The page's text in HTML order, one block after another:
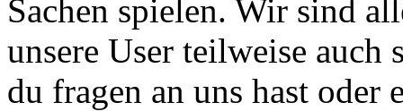
Sachen spielen. Wir sind
unsere User teilweise
du fragen an uns hast oder